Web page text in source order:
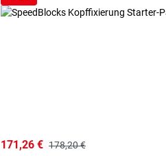
171,26 € 178,20 €